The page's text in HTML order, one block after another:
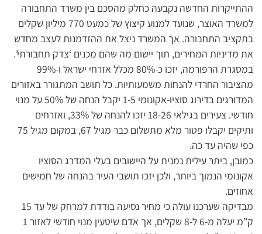
ההתייקרות החדשה נקבעה כחלק מהסכם בין משרד התחבורה
למשרד האוצר, שנועד למנוע קיצוץ של כמעט 770 מיליון שקלים
בתקציב התחבורה. אך המשרד ניצל את ההזדמנות לעצב מחדש
את מדיניות המחירים, תוך יישום מה שהם מכנים ‘צדק תחבורתי’.
במסגרת הרפורמה, יזכו כ-80% מכלל אזרחי ישראל ו-99%
מהציבור החרדי להנחות משמעותיות. כל תושב המתגורר באזורים
המדורגים בדירוג סוציו-אקונומי 1-5 יקבל הנחה של 50% על מנוי
חודשי. צעירים בגילאי 18-26 יזכו להנחה של 33%, ואזרחים
ותיקים יקבלו פטור מלא מתשלום כבר מגיל 67, במקום מגיל 75
כפי שהיה עד כה.
כמובן, ביתר עילית נמנית על היישובים בעלי המדרג הסוציו
אקונומי הנמוך ביותר, ולכן יזכו תושבי העיר בהנחה של חמישים
אחוזים.
מבדיקה שערכנו עולה כי מחיר נסיעה בודדת למרחק של עד 15
ק”מ יעלה מ-6 ל-8 שקלים, אך אדם שיטעין מנוי חודשי לאזור 1